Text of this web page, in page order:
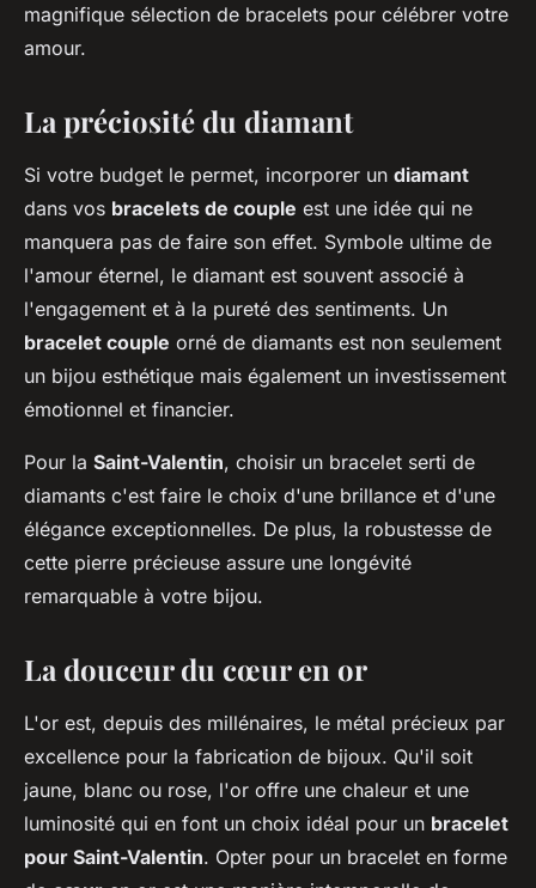
magnifique sélection de bracelets pour célébrer votre
amour.
La préciosité du diamant
Si votre budget le permet, incorporer un diamant
dans vos bracelets de couple est une idée qui ne
manquera pas de faire son effet. Symbole ultime de
l'amour éternel, le diamant est souvent associé à
l'engagement et à la pureté des sentiments. Un
bracelet couple orné de diamants est non seulement
un bijou esthétique mais également un investissement
émotionnel et financier.
Pour la Saint-Valentin, choisir un bracelet serti de
diamants c'est faire le choix d'une brillance et d'une
élégance exceptionnelles. De plus, la robustesse de
cette pierre précieuse assure une longévité
remarquable à votre bijou.
La douceur du cœur en or
L'or est, depuis des millénaires, le métal précieux par
excellence pour la fabrication de bijoux. Qu'il soit
jaune, blanc ou rose, l'or offre une chaleur et une
luminosité qui en font un choix idéal pour un bracelet
pour Saint-Valentin. Opter pour un bracelet en forme